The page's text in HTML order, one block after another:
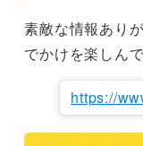
素敵な情報あり
でかけを楽しん
https://